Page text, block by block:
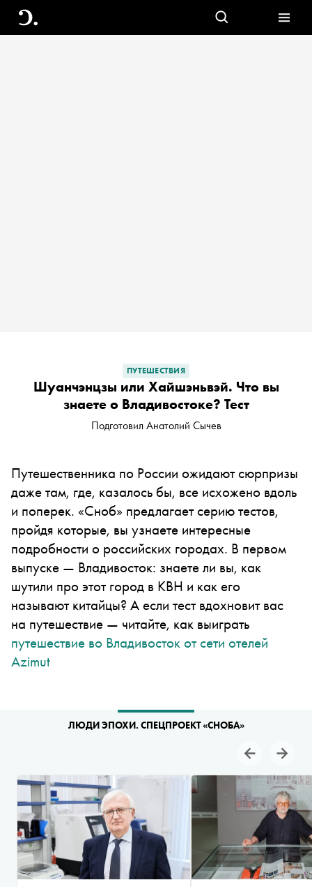
ПУТЕШЕСТВИЯ
Шуанчэнцзы или Хайшэньвэй. Что вы
знаете о Владивостоке? Тест
Подготовил Анатолий Сычев
Путешественника по России ожидают сюрпризы
даже там, где, казалось бы, все исхожено вдоль
и поперек. «Сноб» предлагает серию тестов,
пройдя которые, вы узнаете интересные
подробности о российских городах. В первом
выпуске — Владивосток: знаете ли вы, как
шутили про этот город в КВН и как его
называют китайцы? А если тест вдохновит вас
на путешествие — читайте, как выиграть
путешествие во Владивосток от сети отелей
Azimut
ЛЮДИ ЭПОХИ. СПЕЦПРОЕКТ «СНОБА»